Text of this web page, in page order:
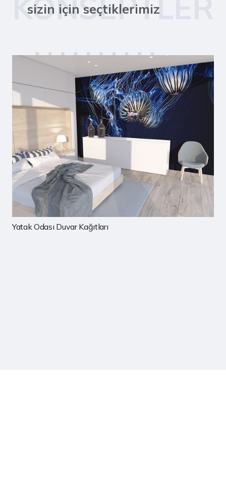
KONSEPTLER
sizin için seçtiklerimiz
Çocuk Odası Duvar Kağıtları